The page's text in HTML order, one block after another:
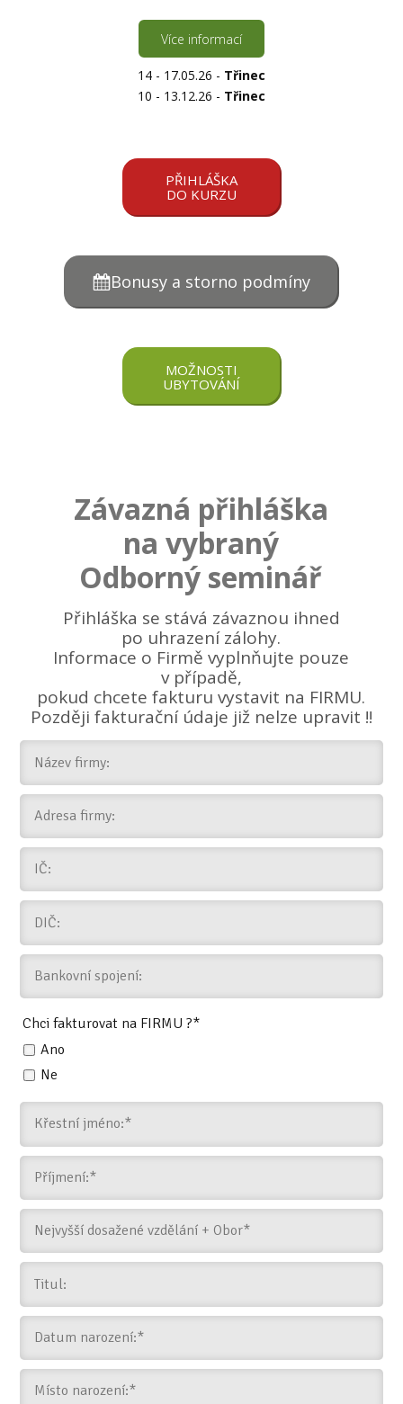
Více informací
14 - 17.05.26 - Třinec
10 - 13.12.26 - Třinec
PŘIHLÁŠKA
DO KURZU
Bonusy a storno podmíny
MOŽNOSTI
UBYTOVÁNÍ
Závazná přihláška
na vybraný
Odborný seminář
Přihláška se stává závaznou ihned
po uhrazení zálohy.
Informace o Firmě vyplnňujte pouze
v případě,
pokud chcete fakturu vystavit na FIRMU.
Později fakturační údaje již nelze upravit !!
Chci fakturovat na FIRMU ?*
Ano
Ne